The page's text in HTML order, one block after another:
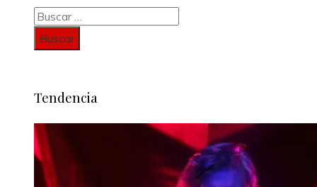
Buscar:
Tendencia